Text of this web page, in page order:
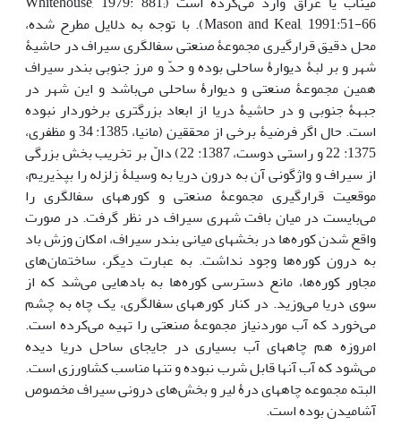
Mason and Keal, 1991:51-66)­. با توجه به دلایل مطرح شده،
محل دقیق قرارگیری مجموعۀ صنعتی سفالگری سیراف در حاشیۀ
شهر و بر لبۀ دیوارۀ ساحلی بوده و حدّ و مرز جنوبی بندر سیراف
همین مجموعۀ صنعتی و دیوارۀ ساحلی می‌باشد و این شهر در
جبهۀ جنوبی و در حاشیۀ دریا از ابعاد بزرگتری برخوردار نبوده
است. حال اگر فرضیۀ برخی از محققین (مانیا، 1385: 34 و مظفری،
1375: 22 و راستی دوست، 1387: 22) دالّ بر تخریب بخش بزرگی
از سیراف و واژگونی آن به درون دریا به وسیلۀ زلزله را بپذیریم،
موقعیت قرارگیری مجموعۀ صنعتی و کوره­های سفالگری را
می‌بایست در میان بافت شهری سیراف در نظر گرفت. در صورت
واقع شدن کوره‌ها در بخش­های میانی بندر سیراف، امکان وزش باد
به درون کوره‌ها وجود نداشت. به عبارت دیگر، ساختمان‌های
مجاور کوره‌ها، مانع دسترسی کوره‌ها به بادهایی می‌شد که از
سوی دریا می‌وزید. در کنار کوره­های سفالگری، یک چاه به چشم
می‌خورد که آب موردنیاز مجموعۀ صنعتی را تهیه می‌کرده است.
امروزه هم چاه­های آب بسیاری در جای­جای ساحل دریا دیده
می‌شود که آب آنها قابل شرب نبوده و تنها مناسب کشاورزی است.
البته مجموعه چاه­­های درۀ لیر و بخش‌های درونی سیراف مخصوص
آشامیدن بوده است.